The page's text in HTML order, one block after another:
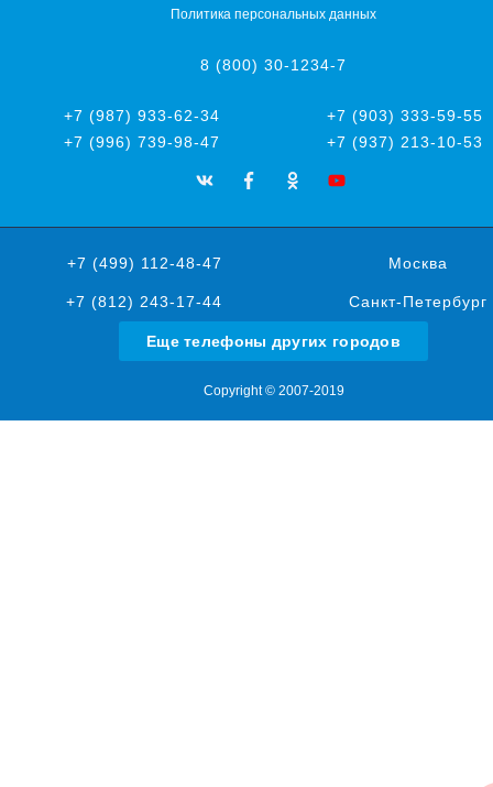
Политика персональных данных
8 (800) 30-1234-7
+7 (987) 933-62-34
+7 (903) 333-59-55
+7 (996) 739-98-47
+7 (937) 213-10-53
+7 (499) 112-48-47 Москва
+7 (812) 243-17-44 Санкт-Петербург
Еще телефоны других городов
Copyright © 2007-2019